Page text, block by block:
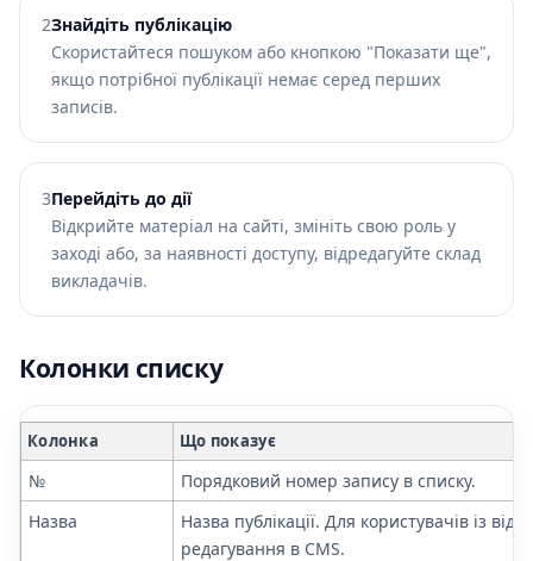
2Знайдіть публікацію
Скористайтеся пошуком або кнопкою "Показати ще",
якщо потрібної публікації немає серед перших
записів.
3Перейдіть до дії
Відкрийте матеріал на сайті, змініть свою роль у
заході або, за наявності доступу, відредагуйте склад
викладачів.
Колонки списку
Колонка Що показує
№
Порядковий номер запису в списку.
Назва
Назва публікації. Для користувачів із
редагування в CMS.